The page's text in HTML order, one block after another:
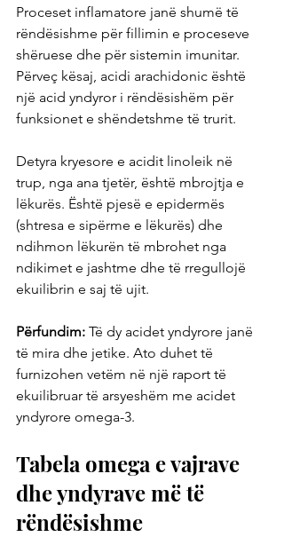
Proceset inflamatore janë shumë të
rëndësishme për fillimin e proceseve
shëruese dhe për sistemin imunitar.
Përveç kësaj, acidi arachidonic është
një acid yndyror i rëndësishëm për
funksionet e shëndetshme të trurit.
Detyra kryesore e acidit linoleik në
trup, nga ana tjetër, është mbrojtja e
lëkurës. Është pjesë e epidermës
(shtresa e sipërme e lëkurës) dhe
ndihmon lëkurën të mbrohet nga
ndikimet e jashtme dhe të rregullojë
ekuilibrin e saj të ujit.
Përfundim: Të dy acidet yndyrore janë
të mira dhe jetike. Ato duhet të
furnizohen vetëm në një raport të
ekuilibruar të arsyeshëm me acidet
yndyrore omega-3.
Tabela omega e vajrave
dhe yndyrave më të
rëndësishme